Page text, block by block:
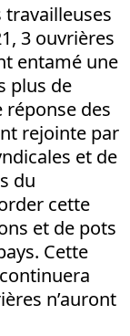
travailleuses
3 ouvrières
entamé une
plus de
réponse des
rejointe par
et de
du
cette
et de pots
Cette
n’auront